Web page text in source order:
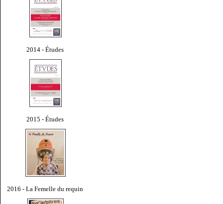
2014 - Études
2015 - Études
2016 - La Femelle du requin